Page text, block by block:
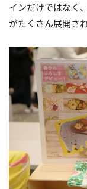
インだけではなく
がたくさん展開さ